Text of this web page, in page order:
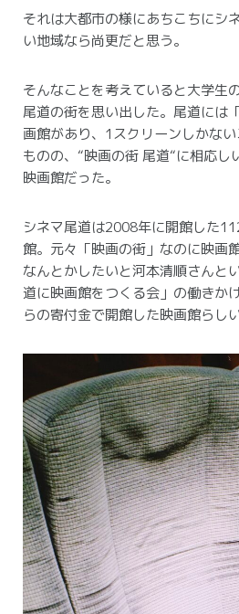
それは大都市の様にあちこちにシ
い地域なら尚更だと思う。
そんなことを考えていると大学生
尾道の街を思い出した。尾道には
画館があり、1スクリーンしかな
ものの、“映画の街 尾道“に相応し
映画館だった。
シネマ尾道は2008年に開館した
館。元々「映画の街」なのに映画
なんとかしたいと河本清順さんと
道に映画館をつくる会」の働きか
らの寄付金で開館した映画館らしい